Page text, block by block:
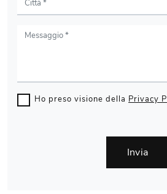
Ho preso visione della Privacy
Invia